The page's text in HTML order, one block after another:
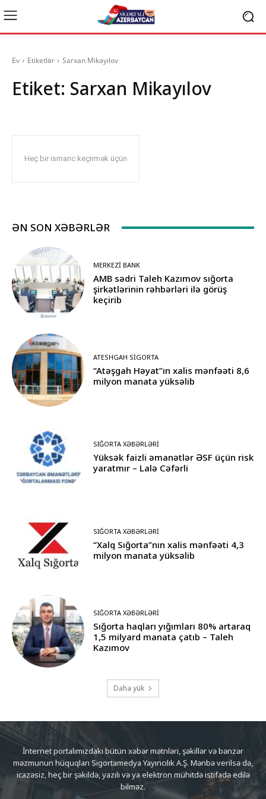
Ev Etiketlər Sarxan Mikayılov
Etiket: Sarxan Mikayılov
Heç bir ismarıc keçirmək üçün
ƏN SON XƏBƏRLƏR
MERKEZI BANK
AMB sədri Taleh Kazımov sığorta
şirkətlərinin rəhbərləri ilə görüş
keçirib
ATESHGAH SIGORTA
“Atəşgah Həyat”ın xalis mənfəəti 8,6
milyon manata yüksəlib
SIĞORTA XƏBƏRLƏRI
Yüksək faizli əmanətlər ƏSF üçün risk
yaratmır – Lalə Cəfərli
SIĞORTA XƏBƏRLƏRI
“Xalq Sığorta”nın xalis mənfəəti 4,3
milyon manata yüksəlib
SIĞORTA XƏBƏRLƏRI
Sığorta haqları yığımları 80% artaraq
1,5 milyard manata çatıb – Taleh
Kazımov
Daha yük
İnternet portalımızdakı bütün xəbər mətnləri, şəkillər və bənzər
məzmunun hüquqları Sigortamedya Yayıncılık A.Ş. Mənbə verilsə də,
icazəsiz, heç bir şəkildə, yazılı və ya elektron mühitdə istifadə edilə
bilməz.